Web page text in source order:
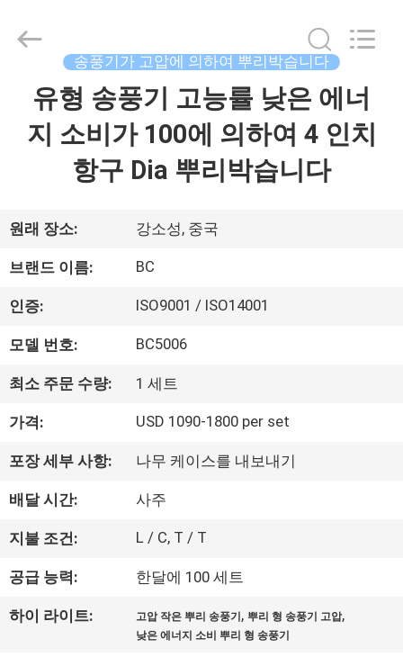
동
영
상
우
리
에
대
하
여
Machine
(Jiangsu)
송풍기가 고압에 의하여 뿌리박습니다
유형 송풍기 고능률 낮은 에너
지 소비가 100에 의하여 4 인치
항구 Dia 뿌리박습니다
원래 장소: 강소성, 중국
브랜드 이름: BC
인증: ISO9001 / ISO14001
모델 번호: BC5006
최소 주문 수량: 1 세트
가격: USD 1090-1800 per set
포장 세부 사항: 나무 케이스를 내보내기
배달 시간: 사주
지불 조건: L / C, T / T
공급 능력: 한달에 100 세트
하이 라이트: 고압 작은 뿌리 송풍기 , 뿌리 형 송풍기 고압,
낮은 에너지 소비 뿌리 형 송풍기